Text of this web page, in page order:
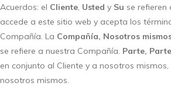
Acuerdos: el Cliente, Usted y Su se refieren
accede a este sitio web y acepta los
Compañía. La Compañía, Nosotros
se refiere a nuestra Compañía. Parte,
en conjunto al Cliente y a nosotros
nosotros mismos.